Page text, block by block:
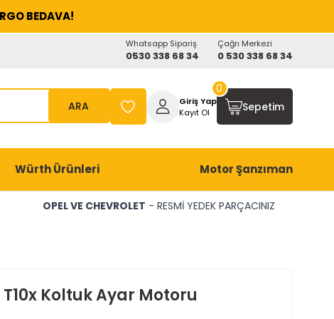
BEDAVA!
Whatsapp Sipariş
0530 338 68 34
Çağrı Merkezi
0 530 338 68 34
ARA
Giriş Yap
Kayıt Ol
Sepetim
0
Würth Ürünleri Motor Şanzıman
OPEL VE CHEVROLET - RESMİ YEDEK PARÇACINIZ
Koltuk Ayar Motoru